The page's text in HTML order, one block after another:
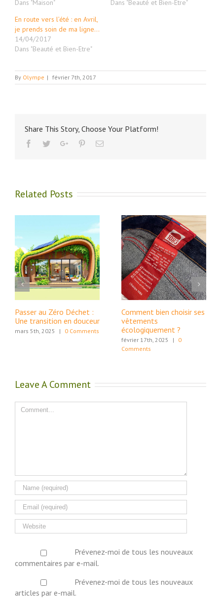
Dans "Maison"
Dans "Beauté et Bien-Etre"
En route vers l’été : en Avril,
je prends soin de ma ligne…
14/04/2017
Dans "Beauté et Bien-Etre"
By Olympe | février 7th, 2017
Share This Story, Choose Your Platform!
Facebook
TwitterGoogle+PinterestEmail
Related Posts
Passer au Zéro Déchet :
Une transition en douceur
mars 5th, 2025 | 0 Comments
Comment bien choisir ses
vêtements
écologiquement ?
février 17th, 2025 |
0
Comments
Leave A Comment
Comment
Prévenez-moi de tous les nouveaux
commentaires par e-mail.
Prévenez-moi de tous les nouveaux
articles par e-mail.